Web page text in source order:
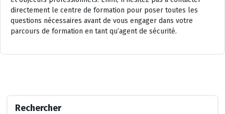
directement le centre de formation pour poser toutes les
questions nécessaires avant de vous engager dans votre
parcours de formation en tant qu’agent de sécurité.
Rechercher